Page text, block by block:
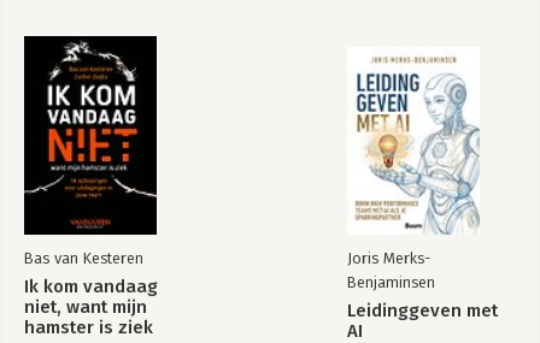
Bas van Kesteren
Ik kom vandaag
niet, want mijn
hamster is ziek
Joris Merks-
Benjaminsen
Leidinggeven met
AI